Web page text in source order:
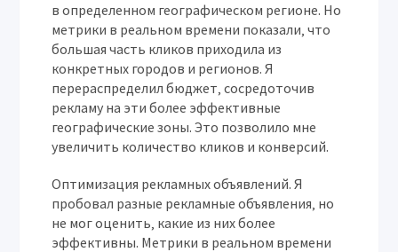
в определенном географическом регионе. Но
метрики в реальном времени показали‚ что
большая часть кликов приходила из
конкретных городов и регионов. Я
перераспределил бюджет‚ сосредоточив
рекламу на эти более эффективные
географические зоны. Это позволило мне
увеличить количество кликов и конверсий.
Оптимизация рекламных объявлений. Я
пробовал разные рекламные объявления‚ но
не мог оценить‚ какие из них более
эффективны. Метрики в реальном времени